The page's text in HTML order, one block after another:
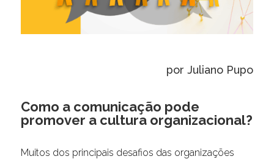
por Juliano Pupo
Como a comunicação pode
promover a cultura organizacional?
Muitos dos principais desafios das organizações